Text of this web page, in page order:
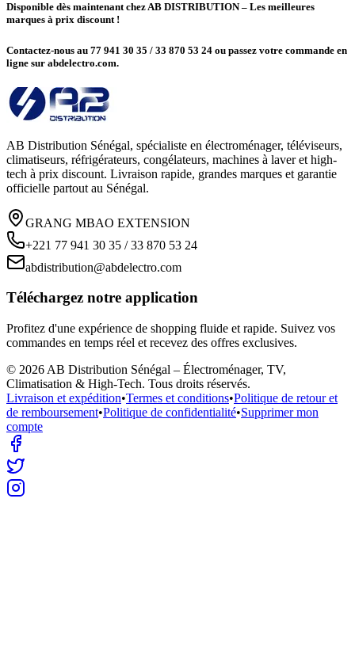
Disponible dès maintenant chez AB DISTRIBUTION – Les meilleures
marques à prix discount !
Contactez-nous au 77 941 30 35 / 33 870 53 24 ou passez votre commande en
ligne sur abdelectro.com.
AB Distribution Sénégal, spécialiste en électroménager, téléviseurs,
climatiseurs, réfrigérateurs, congélateurs, machines à laver et high-
tech à prix discount. Livraison rapide, grandes marques et garantie
officielle partout au Sénégal.
GRANG MBAO EXTENSION
+221 77 941 30 35 / 33 870 53 24
abdistribution@abdelectro.com
Téléchargez notre application
Profitez d'une expérience de shopping fluide et rapide. Suivez vos
commandes en temps réel et recevez des offres exclusives.
© 2026 AB Distribution Sénégal – Électroménager, TV,
Climatisation & High-Tech. Tous droits réservés.
Livraison et expédition•Termes et conditions•Politique de retour et
de remboursement•Politique de confidentialité•Supprimer mon
compte